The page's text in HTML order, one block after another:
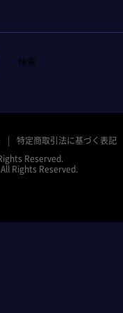
検索
特定商取引法に基づく表記
Reserved.
Rights Reserved.